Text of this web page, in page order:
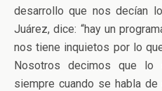
desarrollo que nos decían
Juárez, dice: “hay un
nos tiene inquietos por lo
Nosotros decimos que lo
siempre cuando se habla